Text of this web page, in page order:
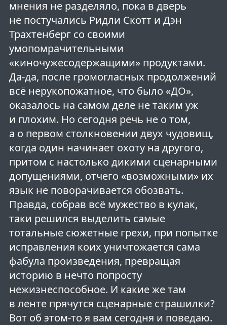
мнения не разделяло, пока в дверь
не постучались Ридли Скотт и Дэн
Трахтенберг со своими
умопомрачительными
«киночужесодержащими» продуктами.
Да-да, после громогласных продолжений
всё нерукопожатное, что было «ДО»,
оказалось на самом деле не таким уж
и плохим. Но сегодня речь не о том,
а о первом столкновении двух чудовищ,
когда один начинает охоту на другого,
притом с настолько дикими сценарными
допущениями, отчего «возможными» их
язык не поворачивается обозвать.
Правда, собрав всё мужество в кулак,
таки решился выделить самые
тотальные сюжетные грехи, при попытке
исправления коих уничтожается сама
фабула произведения, превращая
историю в нечто попросту
нежизнеспособное. И какие же там
в ленте прячутся сценарные страшилки?
Вот об этом-то я вам сегодня и поведаю.